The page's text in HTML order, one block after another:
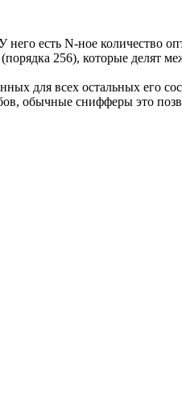
есть N-ное количество
256), которые делят
для всех остальных его
обычные снифферы это